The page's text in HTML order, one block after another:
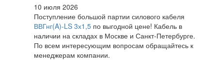
10 июля 2026
Поступление большой партии силового кабеля
ВВГнг(A)-LS 3х1,5 по выгодной цене! Кабель в
наличии на складах в Москве и Санкт-Петербурге.
По всем интересующим вопросам обращайтесь к
менеджерам компании.